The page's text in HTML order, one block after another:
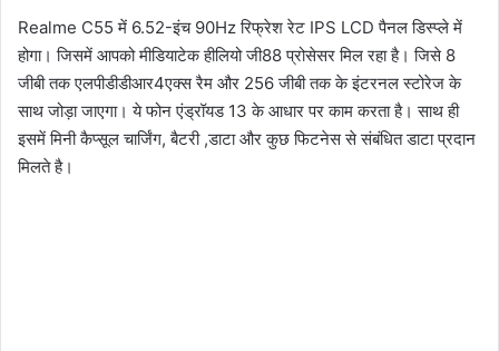
Realme C55 में 6.52-इंच 90Hz रिफ्रेश रेट IPS LCD पैनल डिस्प्ले में
होगा। जिसमें आपको मीडियाटेक हीलियो जी88 प्रोसेसर मिल रहा है। जिसे 8
जीबी तक एलपीडीडीआर4एक्स रैम और 256 जीबी तक के इंटरनल स्टोरेज के
साथ जोड़ा जाएगा। ये फोन एंड्रॉयड 13 के आधार पर काम करता है। साथ ही
इसमें मिनी कैप्सूल चार्जिंग, बैटरी ,डाटा और कुछ फिटनेस से संबंधित डाटा प्रदान
मिलते है।